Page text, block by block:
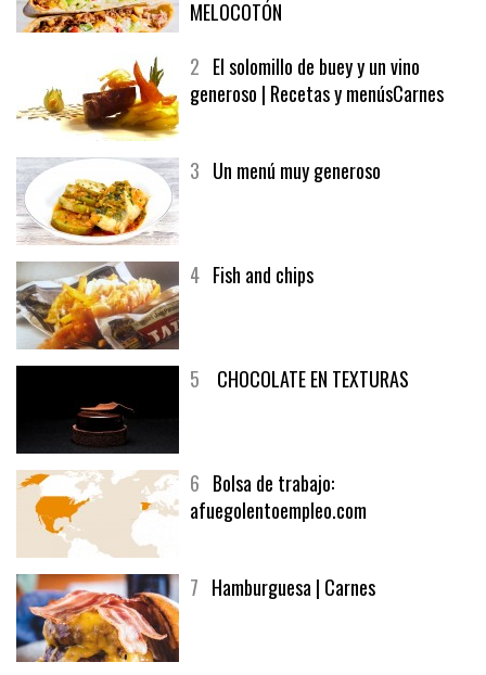
MELOCOTÓN
2 El solomillo de buey y un vino
generoso | Recetas y menúsCarnes
3 Un menú muy generoso
4 Fish and chips
5 CHOCOLATE EN TEXTURAS
6 Bolsa de trabajo:
afuegolentoempleo.com
7 Hamburguesa | Carnes